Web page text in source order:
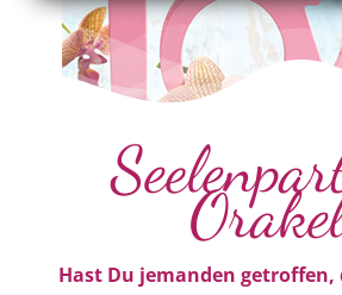
Hast Du jemanden